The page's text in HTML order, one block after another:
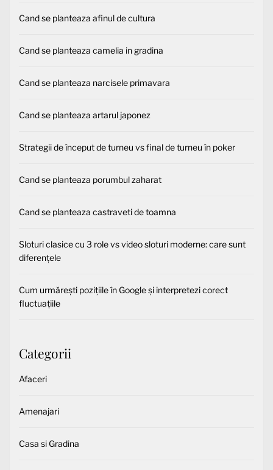
Cand se planteaza afinul de cultura
Cand se planteaza camelia in gradina
Cand se planteaza narcisele primavara
Cand se planteaza artarul japonez
Strategii de început de turneu vs final de turneu în poker
Cand se planteaza porumbul zaharat
Cand se planteaza castraveti de toamna
Sloturi clasice cu 3 role vs video sloturi moderne: care sunt
diferențele
Cum urmărești pozițiile în Google și interpretezi corect
fluctuațiile
Categorii
Afaceri
Amenajari
Casa si Gradina